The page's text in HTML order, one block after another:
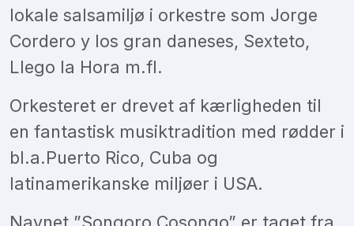
lokale salsamiljø i orkestre som Jorge
Cordero y los gran daneses, Sexteto,
Llego la Hora m.fl.
Orkesteret er drevet af kærligheden til
en fantastisk musiktradition med rødder i
bl.a.Puerto Rico, Cuba og
latinamerikanske miljøer i USA.
Navnet ”Songoro Cosongo” er taget fra